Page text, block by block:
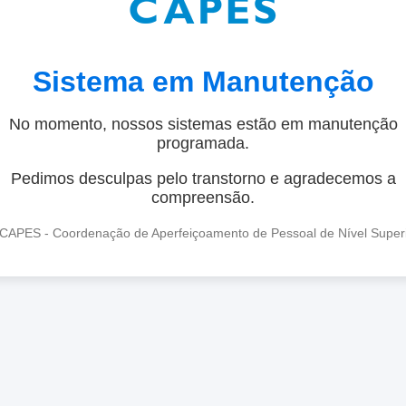
Sistema em Manutenção
No momento, nossos sistemas estão em manutenção
programada.
Pedimos desculpas pelo transtorno e agradecemos a
compreensão.
- Coordenação de Aperfeiçoamento de Pessoal de Nível